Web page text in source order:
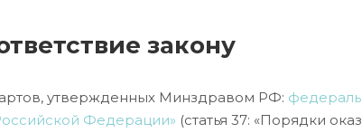
закону
утвержденных Минздравом РФ:
Федерации» (статья 37: «Порядки